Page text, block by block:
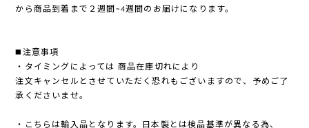
から商品到着まで２週間~4週間のお届けになります。
◼️注意事項
・タイミングによっては 商品在庫切れにより
注文キャンセルとさせていただく恐れもございますので、予めご了
承くださいませ。
・こちらは輸入品となります。日本製とは検品基準が異なる為、